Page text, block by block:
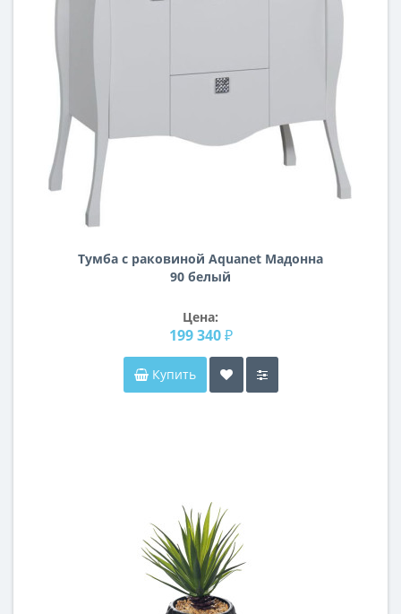
Тумба с раковиной Aquanet Мадонна
90 белый
Цена:
199 340 ₽
Купить